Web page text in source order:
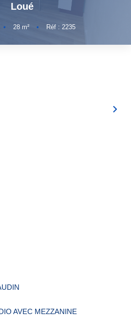
AGENCES
Loué
• 28 m² • Réf : 2235
AVEC MEZZANINE